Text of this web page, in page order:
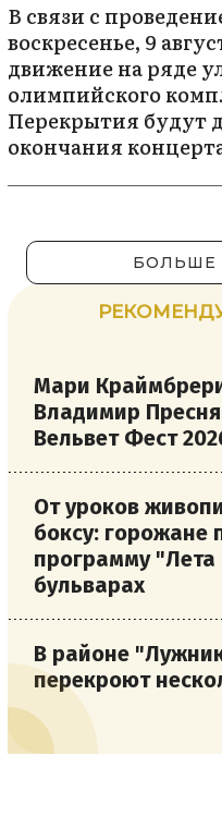
В связи с
воскресенье, 9
движение на ряде
олимпийского
Перекрытия будут
окончания
БОЛЬШЕ
Мари
Владимир
Вельвет Фест
От уроков
боксу: горожане
программу
бульварах
В районе
перекроют